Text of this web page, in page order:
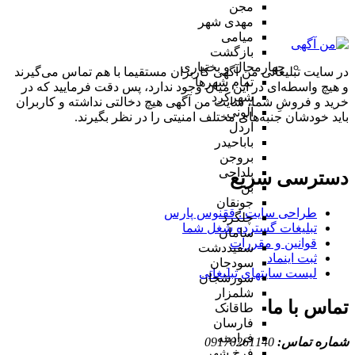
مجن
مهدی شهر
میامی
بازگشت
چهارمحال و بختیاری
تمام شهر‌ها
شهرکرد
آلونی
اردل
باباحیدر
بروجن
بلداجی
بن
جونقان
چلگرد
سامان
سفیددشت
سودجان
سورشجان
شلمزار
طاقانک
فارسان
فرادبنه
در سایت تبلیغاتی من آگهی کاربران مستقیما با هم تماس می‌گیرند
و هیچ واسطه‌ای در این میان وجود ندارد، پس دقت فرمایید که در
خرید و فروشِ شما، سایت من آگهی هیچ دخالتی نداشته و کاربران
باید خودشان جنبه‌های مختلف امنیتی را در نظر بگیرند.
دسترسی سریع
طراحی سایت :‌ ققنوس پارس
تبلیغات گسترده شغل شما
قوانین و مقررات
ثبت اینماد
لیست سایتهای تبلیغاتی
تماس با ما
شماره تماس: 09170261140